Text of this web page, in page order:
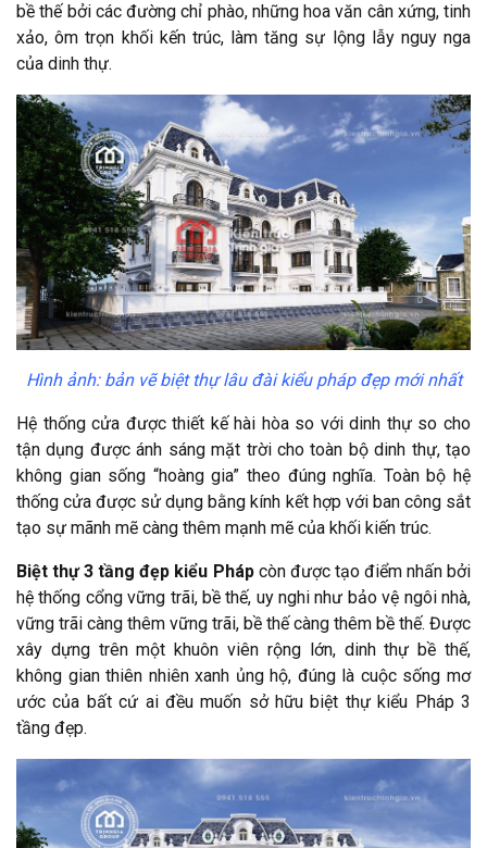
bề thế bởi các đường chỉ phào, những hoa văn cân xứng, tinh
xảo, ôm trọn khối kến trúc, làm tăng sự lộng lẫy nguy nga
của dinh thự.
Hình ảnh: bản vẽ biệt thự lâu đài kiểu pháp đẹp mới nhất
Hệ thống cửa được thiết kế hài hòa so với dinh thự so cho
tận dụng được ánh sáng mặt trời cho toàn bộ dinh thự, tạo
không gian sống “hoàng gia” theo đúng nghĩa. Toàn bộ hệ
thống cửa được sử dụng bằng kính kết hợp với ban công sắt
tạo sự mãnh mẽ càng thêm mạnh mẽ của khối kiến trúc.
Biệt thự 3 tầng đẹp kiểu Phápcòn được tạo điểm nhấn bởi
hệ thống cổng vững trãi, bề thế, uy nghi như bảo vệ ngôi nhà,
vững trãi càng thêm vững trãi, bề thế càng thêm bề thế. Được
xây dựng trên một khuôn viên rộng lớn, dinh thự bề thế,
không gian thiên nhiên xanh ủng hộ, đúng là cuộc sống mơ
ước của bất cứ ai đều muốn sở hữu biệt thự kiểu Pháp 3
tầng đẹp.